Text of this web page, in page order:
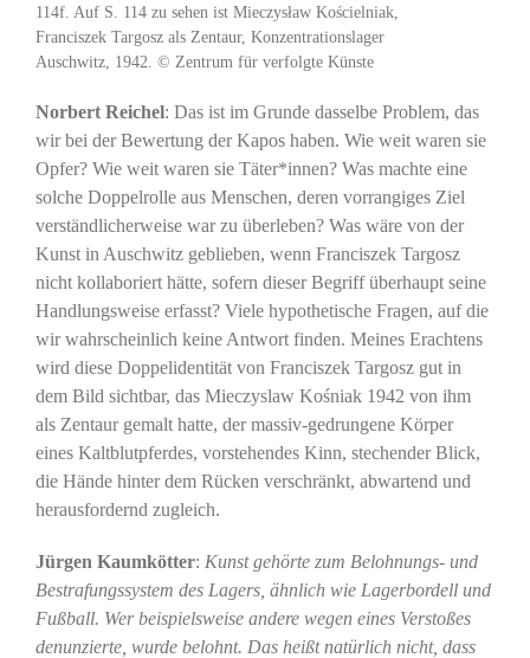
114f. Auf S. 114 zu sehen ist Mieczysław Kościelniak,
Franciszek Targosz als Zentaur, Konzentrationslager
Auschwitz, 1942. © Zentrum für verfolgte Künste
Norbert Reichel: Das ist im Grunde dasselbe Problem, das
wir bei der Bewertung der Kapos haben. Wie weit waren sie
Opfer? Wie weit waren sie Täter*innen? Was machte eine
solche Doppelrolle aus Menschen, deren vorrangiges Ziel
verständlicherweise war zu überleben? Was wäre von der
Kunst in Auschwitz geblieben, wenn Franciszek Targosz
nicht kollaboriert hätte, sofern dieser Begriff überhaupt seine
Handlungsweise erfasst? Viele hypothetische Fragen, auf die
wir wahrscheinlich keine Antwort finden. Meines Erachtens
wird diese Doppelidentität von Franciszek Targosz gut in
dem Bild sichtbar, das Mieczyslaw Kośniak 1942 von ihm
als Zentaur gemalt hatte, der massiv-gedrungene Körper
eines Kaltblutpferdes, vorstehendes Kinn, stechender Blick,
die Hände hinter dem Rücken verschränkt, abwartend und
herausfordernd zugleich.
Jürgen Kaumkötter: Kunst gehörte zum Belohnungs- und
Bestrafungssystem des Lagers, ähnlich wie Lagerbordell und
Fußball. Wer beispielsweise andere wegen eines Verstoßes
denunzierte, wurde belohnt. Das heißt natürlich nicht, dass